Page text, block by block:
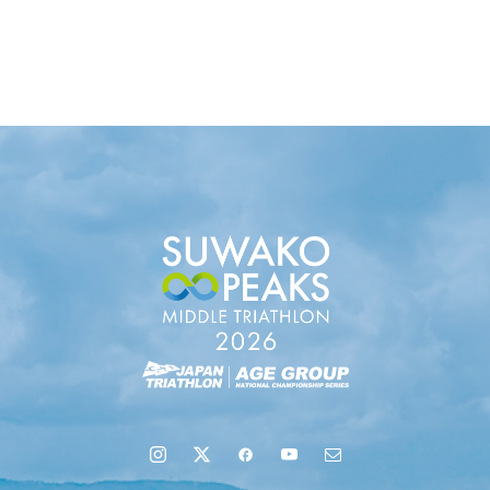
域６市町村連絡会議を開催しました